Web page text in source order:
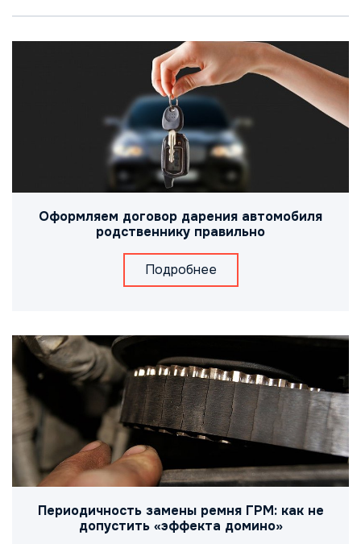
Оформляем договор дарения автомобиля
родственнику правильно
Подробнее
Периодичность замены ремня ГРМ: как не
допустить «эффекта домино»